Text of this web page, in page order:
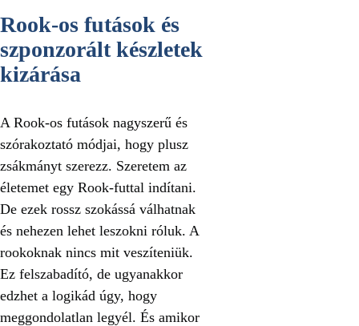
Rook‑os futások és
szponzorált készletek
kizárása
A Rook‑os futások nagyszerű és
szórakoztató módjai, hogy plusz
zsákmányt szerezz. Szeretem az
életemet egy Rook‑futtal indítani.
De ezek rossz szokássá válhatnak
és nehezen lehet leszokni róluk. A
rookoknak nincs mit veszíteniük.
Ez felszabadító, de ugyanakkor
edzhet a logikád úgy, hogy
meggondolatlan legyél. És amikor